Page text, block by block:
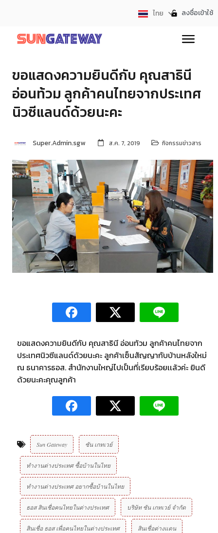
ไทย
English ลงชื่อเข้าใช้
ขอแสดงความยินดีกับ คุณสาธินี
อ่อนท้วม ลูกค้าคนไทยจากประเทศ
นิวซีแลนด์ด้วยนะคะ
Super.Admin.sgw ส.ค. 7, 2019 กิจกรรมข่าวสาร
ขอแสดงความยินดีกับ คุณสาธินี อ่อนท้วม ลูกค้าคนไทยจาก
ประเทศนิวซีแลนด์ด้วยนะคะ ลูกค้าเซ็นสัญญากับบ้านหลังใหม่
ณ ธนาคารธอส. สำนักงานใหญ่ไปเป็นที่เรียบร้อยเเล้วค่ะ ยินดี
ด้วยนะคะคุณลูกค้า
Sun Gateway ซัน เกทเวย์
ทำงานต่างประเทศ ซื้อบ้านในไทย
ทำงานต่างประเทศ อยากซื้อบ้านในไทย
ธอส สินเชื่อคนไทยในต่างประเทศ บริษัท ซัน เกทเวย์ จํากัด
สินเชื่อ ธอส เพื่อคนไทยในต่างประเทศ สินเชื่อต่างแดน